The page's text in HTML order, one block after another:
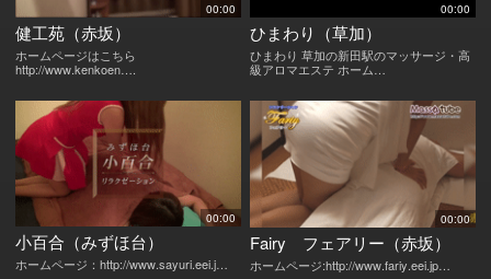
00:00
健工苑（赤坂）
ホームページはこちら
http://www.kenkoen….
00:00
ひまわり（草加）
ひまわり 草加の新田駅のマッサージ・高
級アロマエステ ホーム…
00:00
小百合（みずほ台）
ホームページ：http://www.sayuri.eei.j…
00:00
Fairy フェアリー（赤坂）
ホームページ:http://www.fariy.eei.jp…